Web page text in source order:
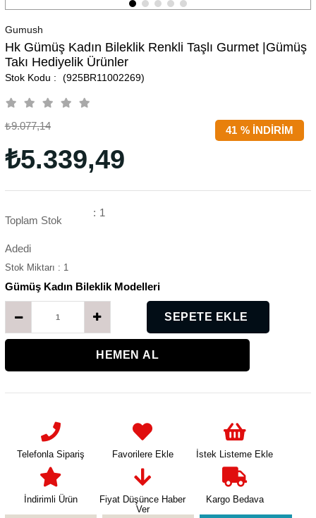
Gumush
Hk Gümüş Kadın Bileklik Renkli Taşlı Gurmet |Gümüş
Takı Hediyelik Ürünler
(925BR11002269)
%
41 İNDIRIM
₺9.077,14
₺5.339,49
Toplam Stok
Adedi
: 1
Stok Miktarı : 1
Gümüş Kadın Bileklik Modelleri
Telefonla Sipariş Favorilere Ekle İstek Listeme Ekle
İndirimli Ürün
Fiyat Düşünce Haber
Ver
Kargo Bedava